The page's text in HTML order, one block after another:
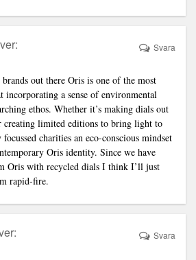
out there Oris is one of the most
incorporating a sense of environmental
ethos. Whether it’s making dials out
creating limited editions to bring light to
charities an eco-conscious mindset
Oris identity. Since we have
Oris with recycled dials I think I’ll just
rapid-fire.
Svara
Svara